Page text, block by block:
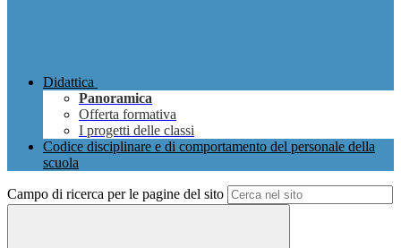
Didattica
Panoramica
Offerta formativa
I progetti delle classi
Codice disciplinare e di comportamento del personale della
scuola
Campo di ricerca per le pagine del sito